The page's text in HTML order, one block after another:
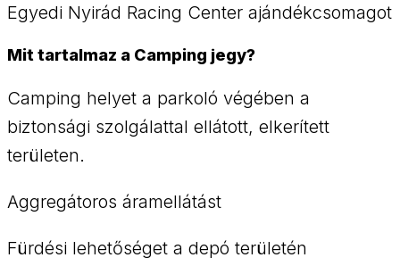
Egyedi Nyirád Racing Center ajándékcsomagot
Mit tartalmaz a Camping jegy?
Camping helyet a parkoló végében a
biztonsági szolgálattal ellátott, elkerített
területen.
Aggregátoros áramellátást
Fürdési lehetőséget a depó területén